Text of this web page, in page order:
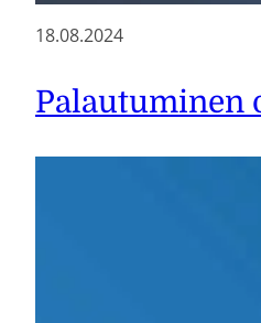
18.08.2024
Palautuminen